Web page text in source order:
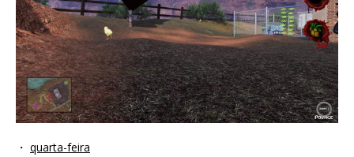
・ quarta-feira